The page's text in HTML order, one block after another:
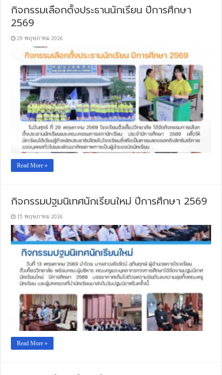
กิจกรรมเลือกตั้งประธานนักเรียน ปีการศึกษา
2569
29 พฤษภาคม 2026
Read More »
กิจกรรมปฐมนิเทศนักเรียนใหม่ ปีการศึกษา 2569
15 พฤษภาคม 2026
Read More »